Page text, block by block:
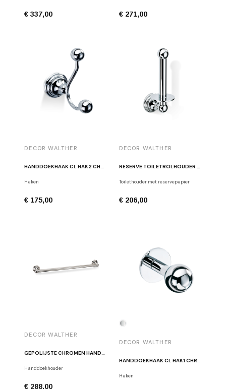
€ 337,00 € 271,00
DECOR WALTHER
HANDDOEKHAAK CL HAK2 CHROOM
Haken
€ 175,00
DECOR WALTHER
RESERVE TOILETROLHOUDER CL ERH GEPOLIJST CHROOM
Toilethouder met reservepapier
€ 206,00
DECOR WALTHER
Handdoekhouder
€ 288,00
DECOR WALTHER
Haken